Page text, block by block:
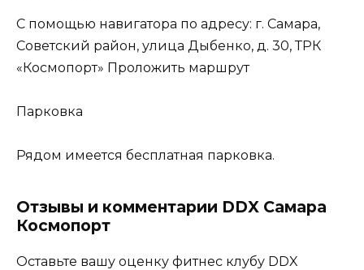
С помощью навигатора по адресу: г. Самара,
Советский район, улица Дыбенко, д. 30, ТРК
«Космопорт» Проложить маршрут
Парковка
Рядом имеется бесплатная парковка.
Отзывы и комментарии DDX Самара
Космопорт
Оставьте вашу оценку фитнес клубу DDX